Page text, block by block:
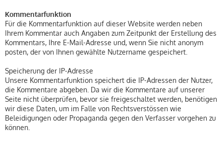
Kommentarfunktion
Für die Kommentarfunktion auf dieser Website werden neben
Ihrem Kommentar auch Angaben zum Zeitpunkt der Erstellung des
Kommentars, Ihre E-Mail-Adresse und, wenn Sie nicht anonym
posten, der von Ihnen gewählte Nutzername gespeichert.
Speicherung der IP-Adresse
Unsere Kommentarfunktion speichert die IP-Adressen der Nutzer,
die Kommentare abgeben. Da wir die Kommentare auf unserer
Seite nicht überprüfen, bevor sie freigeschaltet werden, benötigen
wir diese Daten, um im Falle von Rechtsverstössen wie
Beleidigungen oder Propaganda gegen den Verfasser vorgehen zu
können.